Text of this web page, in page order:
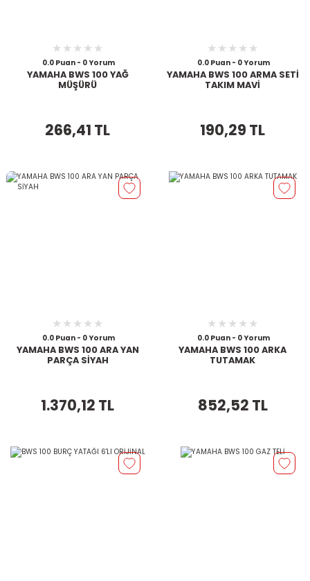
0.0 Puan - 0 Yorum
YAMAHA BWS 100 YAĞ
MÜŞÜRÜ
266,41 TL
0.0 Puan - 0 Yorum
YAMAHA BWS 100 ARMA SETİ
TAKIM MAVİ
190,29 TL
0.0 Puan - 0 Yorum
YAMAHA BWS 100 ARA YAN
PARÇA SİYAH
1.370,12 TL
0.0 Puan - 0 Yorum
YAMAHA BWS 100 ARKA
TUTAMAK
852,52 TL